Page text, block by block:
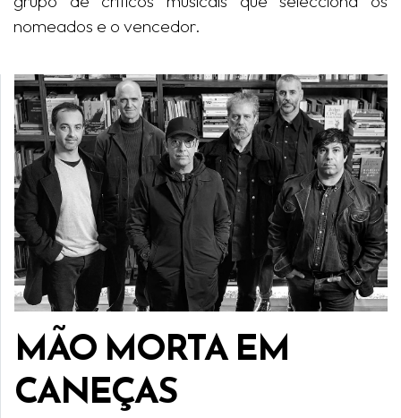
nomeados e o vencedor.
MÃO MORTA EM
CANEÇAS